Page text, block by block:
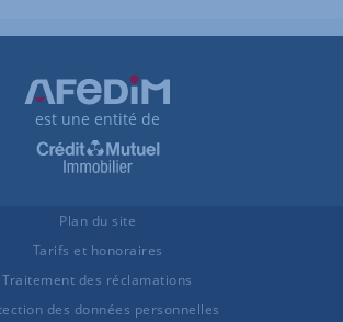
est une entité de
Plan du site
Tarifs et honoraires
Traitement des réclamations
des données personnelles